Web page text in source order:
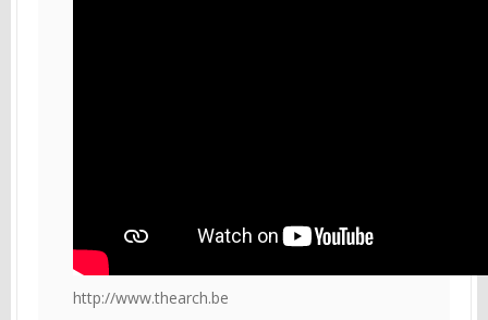
http://www.thearch.be